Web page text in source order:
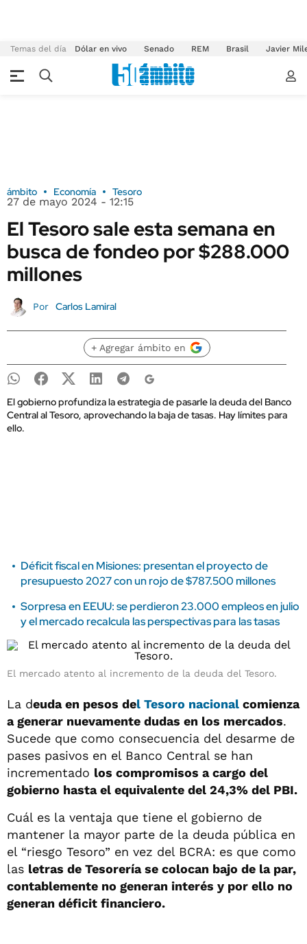
Temas del día Dólar en vivo Senado REM Brasil Javier
ámbito Economía Tesoro
27 de mayo 2024 - 12:15
El Tesoro sale esta semana en
busca de fondeo por $288.000
millones
Por Carlos Lamiral
+ Agregar ámbito en
El gobierno profundiza la estrategia de pasarle la deuda del Banco
Central al Tesoro, aprovechando la baja de tasas. Hay límites para
ello.
Déficit fiscal en Misiones: presentan el proyecto de
presupuesto 2027 con un rojo de $787.500 millones
Sorpresa en EEUU: se perdieron 23.000 empleos en julio
y el mercado recalcula las perspectivas para las tasas
El mercado atento al incremento de la deuda del Tesoro.
La deuda en pesos del Tesoro nacional comienza
a generar nuevamente dudas en los mercados.
Sucede que como consecuencia del desarme de
pases pasivos en el Banco Central se han
incrementado los compromisos a cargo del
gobierno hasta el equivalente del 24,3% del PBI.
Cuál es la ventaja que tiene el gobierno de
mantener la mayor parte de la deuda pública en
el “riesgo Tesoro” en vez del BCRA: es que como
las letras de Tesorería se colocan bajo de la par,
contablemente no generan interés y por ello no
generan déficit financiero.